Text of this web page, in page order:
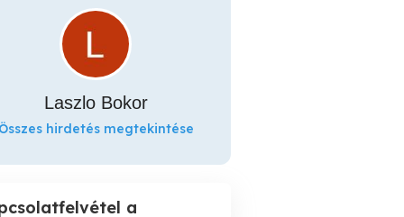
Laszlo Bokor
Összes hirdetés megtekintése
a